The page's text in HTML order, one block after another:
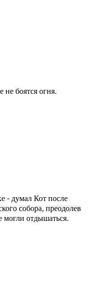
боятся огня.
- думал Кот после
собора, преодолев
отдышаться.